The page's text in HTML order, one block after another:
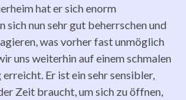
hat er sich enorm
nun sehr gut beherrschen und
was vorher fast unmöglich
uns weiterhin auf einem schmalen
Er ist ein sehr sensibler,
Zeit braucht, um sich zu öffnen,